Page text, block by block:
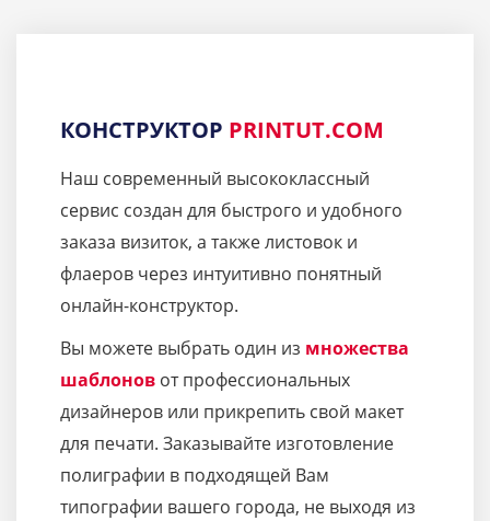
КОНСТРУКТОР PRINTUT.COM
Наш современный высококлассный
сервис создан для быстрого и удобного
заказа визиток, а также листовок и
флаеров через интуитивно понятный
онлайн-конструктор.
Вы можете выбрать один из множества
шаблонов от профессиональных
дизайнеров или прикрепить свой макет
для печати. Заказывайте изготовление
полиграфии в подходящей Вам
типографии вашего города, не выходя из